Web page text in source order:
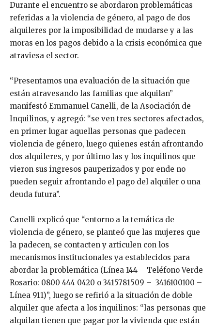
Durante el encuentro se abordaron problemáticas
referidas a la violencia de género, al pago de dos
alquileres por la imposibilidad de mudarse y a las
moras en los pagos debido a la crisis económica que
atraviesa el sector.
“Presentamos una evaluación de la situación que
están atravesando las familias que alquilan”
manifestó Emmanuel Canelli, de la Asociación de
Inquilinos, y agregó: “se ven tres sectores afectados,
en primer lugar aquellas personas que padecen
violencia de género, luego quienes están afrontando
dos alquileres, y por último las y los inquilinos que
vieron sus ingresos pauperizados y por ende no
pueden seguir afrontando el pago del alquiler o una
deuda futura”.
Canelli explicó que “entorno a la temática de
violencia de género, se planteó que las mujeres que
la padecen, se contacten y articulen con los
mecanismos institucionales ya establecidos para
abordar la problemática (Línea 144 – Teléfono Verde
Rosario: 0800 444 0420 o 3415781509 – 3416100100 –
Línea 911)”, luego se refirió a la situación de doble
alquiler que afecta a los inquilinos: “las personas que
alquilan tienen que pagar por la vivienda que están